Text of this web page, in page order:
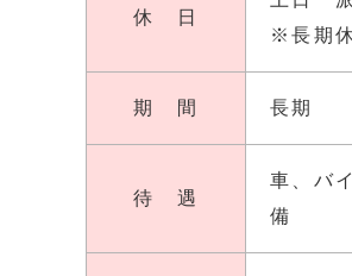
休 日
※長期
期 間 長期
待 遇
車、バ
備